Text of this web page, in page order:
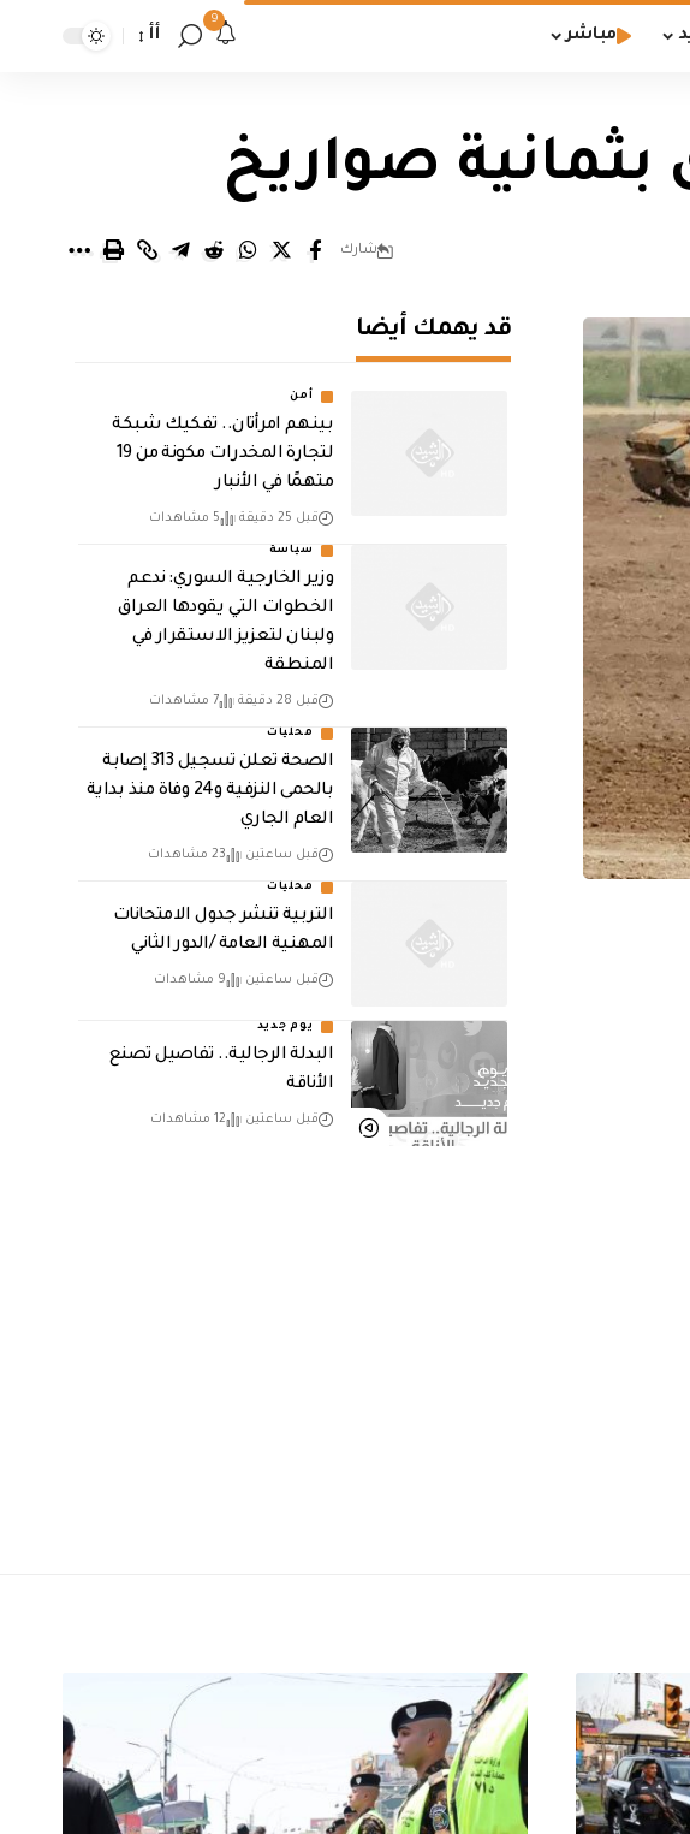
مباشر
9
أأ
صواريخ
شارك
قد يهمك أيضا
أمن
بينهم امرأتان.. تفكيك شبكة
لتجارة المخدرات مكونة من 19
متهمًا في الأنبار
قبل 25 دقيقة 5 مشاهدات
سياسة
وزير الخارجية السوري: ندعم
الخطوات التي يقودها العراق
ولبنان لتعزيز الاستقرار في
المنطقة
قبل 28 دقيقة 7 مشاهدات
محليات
الصحة تعلن تسجيل 313 إصابة
بالحمى النزفية و24 وفاة منذ بداية
العام الجاري
قبل ساعتين 23 مشاهدات
محليات
التربية تنشر جدول الامتحانات
المهنية العامة /الدور الثاني
قبل ساعتين 9 مشاهدات
يوم جديد
البدلة الرجالية.. تفاصيل تصنع
الأناقة
قبل ساعتين 12 مشاهدات